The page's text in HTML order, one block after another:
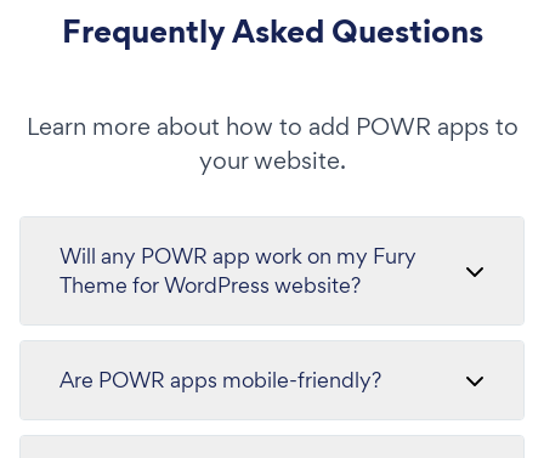
Frequently Asked Questions
Learn more about how to add POWR apps to
your website.
Will any POWR app work on my Fury
Theme for WordPress website?
Are POWR apps mobile-friendly?